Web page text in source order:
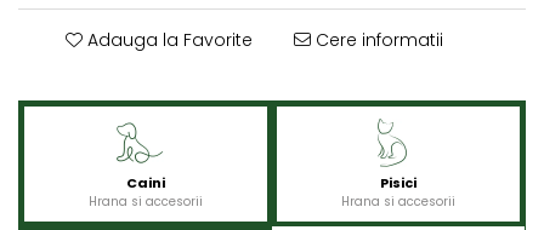
Adauga la Favorite Cere informatii
Caini
Hrana si accesorii
Pisici
Hrana si accesorii